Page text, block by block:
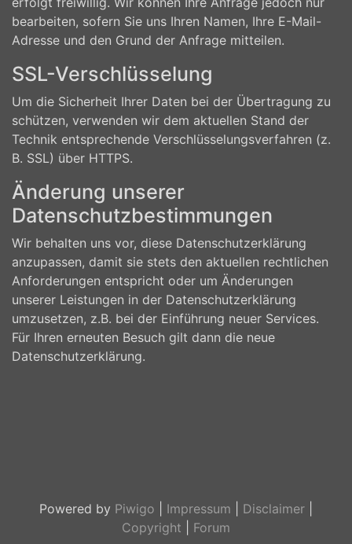
bearbeiten, sofern Sie uns Ihren Namen, Ihre E-Mail-
Adresse und den Grund der Anfrage mitteilen.
SSL-Verschlüsselung
Um die Sicherheit Ihrer Daten bei der Übertragung zu
schützen, verwenden wir dem aktuellen Stand der
Technik entsprechende Verschlüsselungsverfahren (z.
B. SSL) über HTTPS.
Änderung unserer
Datenschutzbestimmungen
Wir behalten uns vor, diese Datenschutzerklärung
anzupassen, damit sie stets den aktuellen rechtlichen
Anforderungen entspricht oder um Änderungen
unserer Leistungen in der Datenschutzerklärung
umzusetzen, z.B. bei der Einführung neuer Services.
Für Ihren erneuten Besuch gilt dann die neue
Datenschutzerklärung.
Powered by Piwigo Impressum Disclaimer
Copyright
Forum